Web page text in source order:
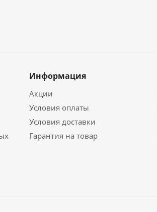
Информация
Акции
Условия оплаты
Условия доставки
Гарантия на товар